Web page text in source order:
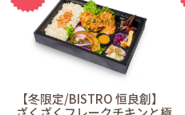
【冬限定/BISTRO 恒良創】